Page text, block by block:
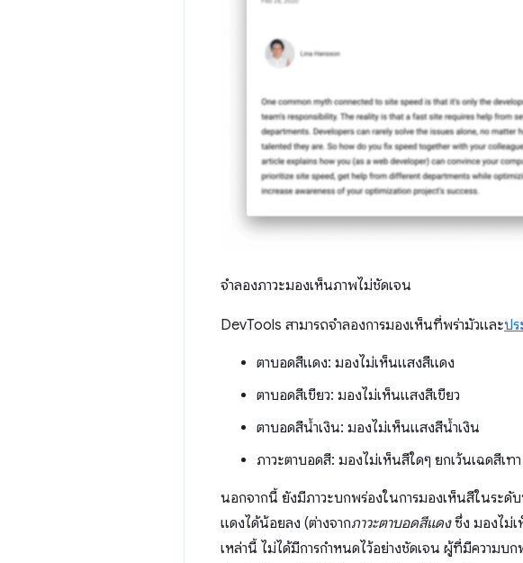
จำลองภาวะมองเห็นภาพไม่ชัดเจน
DevTools สามารถจำลองการมองเห็นที่พร่ามัวและปร
ตาบอดสีแดง: มองไม่เห็นแสงสีแดง
ตาบอดสีเขียว: มองไม่เห็นแสงสีเขียว
ตาบอดสีน้ำเงิน: มองไม่เห็นแสงสีน้ำเงิน
ภาวะตาบอดสี: มองไม่เห็นสีใดๆ ยกเว้นเฉดสีเท
นอกจากนี้ ยังมีภาวะบกพร่องในการมองเห็นสีในระดั
แดงได้น้อยลง (ต่างจากภาวะตาบอดสีแดงซึ่ง มองไม่เ
เหล่านี้ ไม่ได้มีการกำหนดไว้อย่างชัดเจน ผู้ที่มีความบ